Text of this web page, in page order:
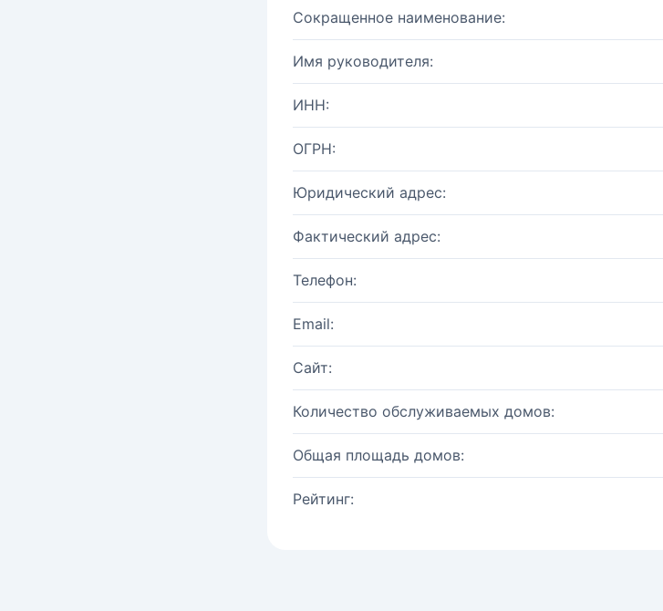
Сокращенное наименование:
Имя руководителя:
ИНН:
ОГРН:
Юридический адрес:
Фактический адрес:
Телефон:
Email:
Сайт:
Количество обслуживаемых домов:
Общая площадь домов:
Рейтинг: